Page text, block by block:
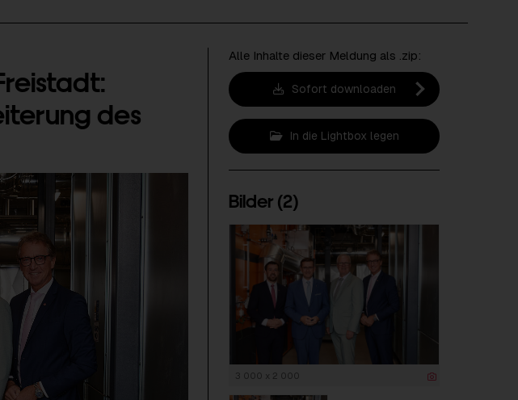
des
Alle Inhalte dieser Meldung als .zip:
Sofort downloaden
In die Lightbox legen
Bilder (2)
3 000 x 2 000